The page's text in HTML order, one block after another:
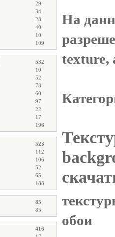
29
34
28
40
10
109
532
10
52
78
60
97
22
17
196
523
112
106
52
65
188
85
85
416
На
texture,
обои